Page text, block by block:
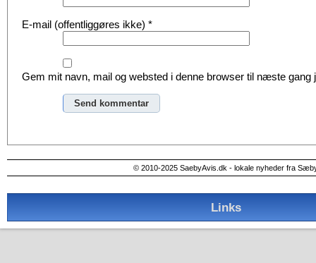
E-mail (offentliggøres ikke) *
Gem mit navn, mail og websted i denne browser til næste gang
© 2010-2025 SaebyAvis.dk - lokale nyheder fra
Links